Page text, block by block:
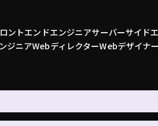
ントエンドエンジニアサーバーサイド
ジニアWebディレクターWebデザイナー